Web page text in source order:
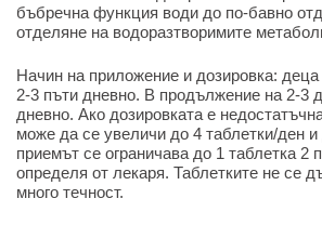
бъбречна функция води до по-бавно
отделяне на водоразтворимите
Начин на приложение и дозировка:
2-3 пъти дневно. В продължение на 2-3
дневно. Ако дозировката е
може да се увеличи до 4 таблетки/ден
приемът се ограничава до 1 таблетка
определя от лекаря. Таблетките не се
много течност.